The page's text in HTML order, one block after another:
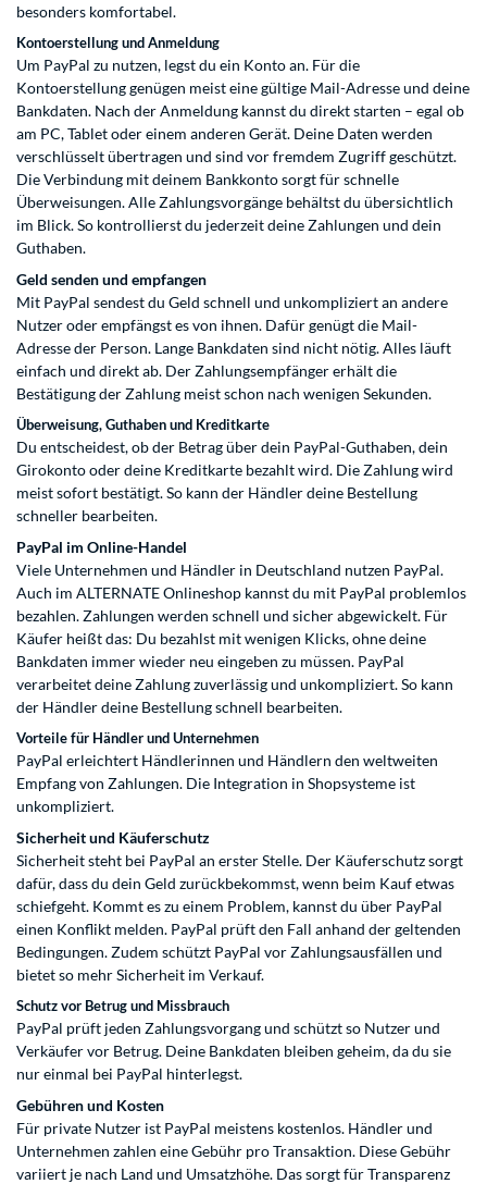
besonders komfortabel.
Kontoerstellung und Anmeldung
Um PayPal zu nutzen, legst du ein Konto an. Für die
Kontoerstellung genügen meist eine gültige Mail-Adresse und deine
Bankdaten. Nach der Anmeldung kannst du direkt starten – egal ob
am PC, Tablet oder einem anderen Gerät. Deine Daten werden
verschlüsselt übertragen und sind vor fremdem Zugriff geschützt.
Die Verbindung mit deinem Bankkonto sorgt für schnelle
Überweisungen. Alle Zahlungsvorgänge behältst du übersichtlich
im Blick. So kontrollierst du jederzeit deine Zahlungen und dein
Guthaben.
Geld senden und empfangen
Mit PayPal sendest du Geld schnell und unkompliziert an andere
Nutzer oder empfängst es von ihnen. Dafür genügt die Mail-
Adresse der Person. Lange Bankdaten sind nicht nötig. Alles läuft
einfach und direkt ab. Der Zahlungsempfänger erhält die
Bestätigung der Zahlung meist schon nach wenigen Sekunden.
Überweisung, Guthaben und Kreditkarte
Du entscheidest, ob der Betrag über dein PayPal-Guthaben, dein
Girokonto oder deine Kreditkarte bezahlt wird. Die Zahlung wird
meist sofort bestätigt. So kann der Händler deine Bestellung
schneller bearbeiten.
PayPal im Online-Handel
Viele Unternehmen und Händler in Deutschland nutzen PayPal.
Auch im ALTERNATE Onlineshop kannst du mit PayPal problemlos
bezahlen. Zahlungen werden schnell und sicher abgewickelt. Für
Käufer heißt das: Du bezahlst mit wenigen Klicks, ohne deine
Bankdaten immer wieder neu eingeben zu müssen. PayPal
verarbeitet deine Zahlung zuverlässig und unkompliziert. So kann
der Händler deine Bestellung schnell bearbeiten.
Vorteile für Händler und Unternehmen
PayPal erleichtert Händlerinnen und Händlern den weltweiten
Empfang von Zahlungen. Die Integration in Shopsysteme ist
unkompliziert.
Sicherheit und Käuferschutz
Sicherheit steht bei PayPal an erster Stelle. Der Käuferschutz sorgt
dafür, dass du dein Geld zurückbekommst, wenn beim Kauf etwas
schiefgeht. Kommt es zu einem Problem, kannst du über PayPal
einen Konflikt melden. PayPal prüft den Fall anhand der geltenden
Bedingungen. Zudem schützt PayPal vor Zahlungsausfällen und
bietet so mehr Sicherheit im Verkauf.
Schutz vor Betrug und Missbrauch
PayPal prüft jeden Zahlungsvorgang und schützt so Nutzer und
Verkäufer vor Betrug. Deine Bankdaten bleiben geheim, da du sie
nur einmal bei PayPal hinterlegst.
Gebühren und Kosten
Für private Nutzer ist PayPal meistens kostenlos. Händler und
Unternehmen zahlen eine Gebühr pro Transaktion. Diese Gebühr
variiert je nach Land und Umsatzhöhe. Das sorgt für Transparenz